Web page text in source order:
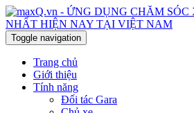
Toggle navigation
Trang chủ
Giới thiệu
Tính năng
Đối tác Gara